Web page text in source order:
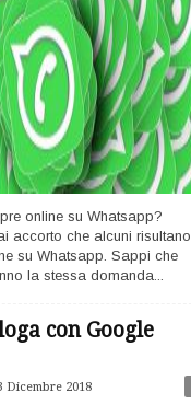
online su Whatsapp?
accorto che alcuni risultano
su Whatsapp. Sappi che
la stessa domanda...
con Google
Dicembre 2018